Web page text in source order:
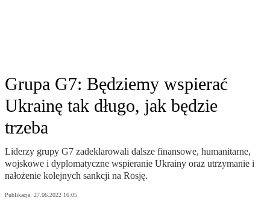
Grupa G7: Będziemy wspierać
Ukrainę tak długo, jak będzie
trzeba
Liderzy grupy G7 zadeklarowali dalsze finansowe, humanitarne,
wojskowe i dyplomatyczne wspieranie Ukrainy oraz utrzymanie i
nałożenie kolejnych sankcji na Rosję.
Publikacja: 27.06.2022 16:05